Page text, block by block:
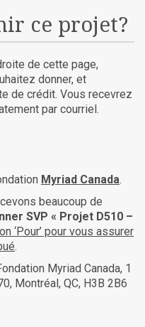
ce projet?
de cette page,
donner, et
de crédit. Vous recevrez
par courriel.
Myriad Canada.
beaucoup de
SVP « Projet D510 –
‘Pour’ pour vous assurer
.
Myriad Canada, 1
Montréal, QC, H3B 2B6